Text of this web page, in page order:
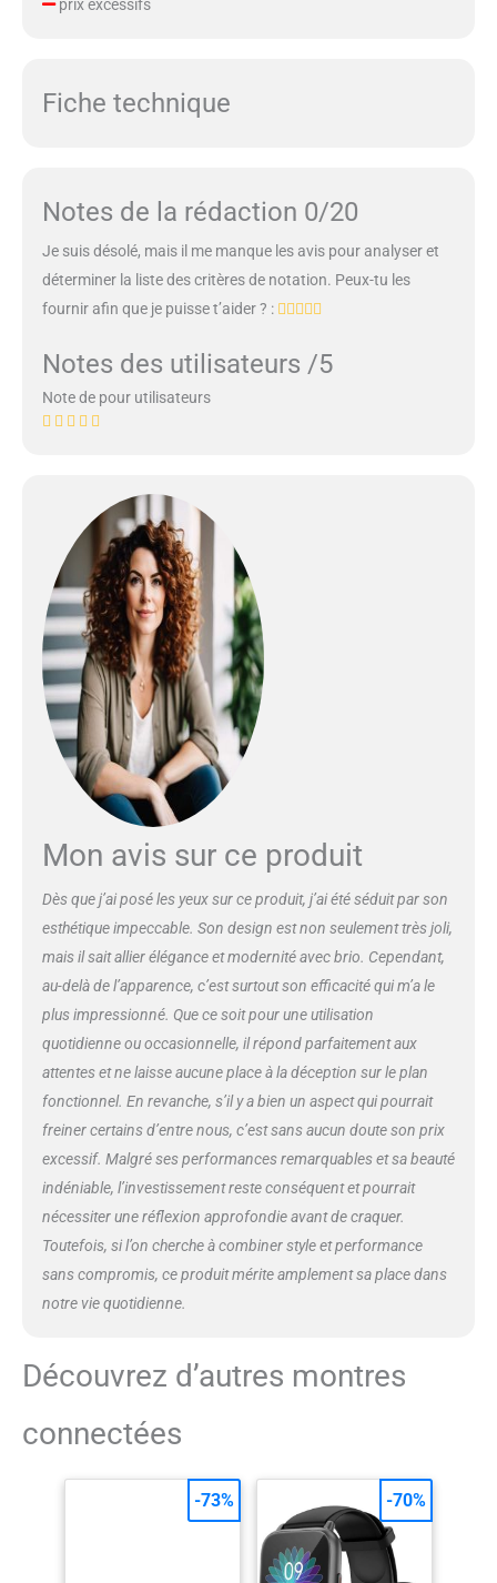
prix excessifs
Fiche technique
Notes de la rédaction 0/20
Je suis désolé, mais il me manque les avis pour analyser et
déterminer la liste des critères de notation. Peux-tu les
fournir afin que je puisse t’aider ? :
Notes des utilisateurs /5
Note de pour utilisateurs
Mon avis sur ce produit
Dès que j’ai posé les yeux sur ce produit, j’ai été séduit par son
esthétique impeccable. Son design est non seulement très joli,
mais il sait allier élégance et modernité avec brio. Cependant,
au-delà de l’apparence, c’est surtout son efficacité qui m’a le
plus impressionné. Que ce soit pour une utilisation
quotidienne ou occasionnelle, il répond parfaitement aux
attentes et ne laisse aucune place à la déception sur le plan
fonctionnel. En revanche, s’il y a bien un aspect qui pourrait
freiner certains d’entre nous, c’est sans aucun doute son prix
excessif. Malgré ses performances remarquables et sa beauté
indéniable, l’investissement reste conséquent et pourrait
nécessiter une réflexion approfondie avant de craquer.
Toutefois, si l’on cherche à combiner style et performance
sans compromis, ce produit mérite amplement sa place dans
notre vie quotidienne.
Découvrez d’autres montres
connectées
-73% -70%